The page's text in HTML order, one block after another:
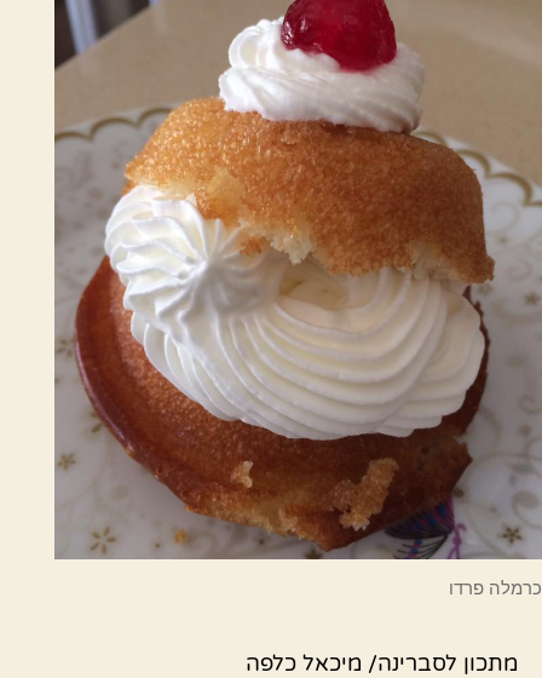
כרמלה פרדו
מתכון לסברינה/ מיכאל כלפה